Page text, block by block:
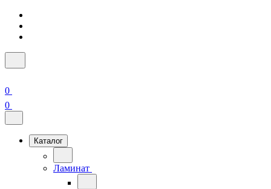
0
0
Каталог
Ламинат